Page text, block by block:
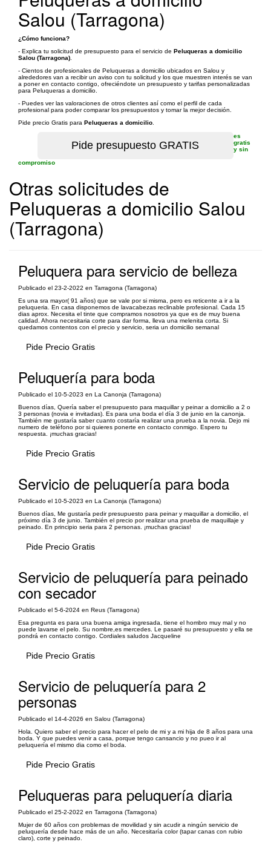
Salou (Tarragona)
¿Cómo funciona?
- Explica tu solicitud de presupuesto para el servicio de Peluqueras a domicilio
Salou (Tarragona)
- Cientos de profesionales de Peluqueras a domicilio ubicados en Salou y
alrededores van a recibir un aviso con tu solicitud y los que muestren interés se van
a poner en contacto contigo, ofreciéndote un presupuesto y tarifas personalizadas
para Peluqueras a domicilio.
- Puedes ver las valoraciones de otros clientes así como el perfil de cada
profesional para poder comparar los presupuestos y tomar la mejor decisión.
Pide precio Gratis para Peluqueras a domicilio
es
gratis
y sin
compromiso
Otras solicitudes de
Peluqueras a domicilio Salou
(Tarragona)
Peluquera para servicio de belleza
Publicado el 23-2-2022 en Tarragona (Tarragona)
Es una sra mayor( 91 años) que se vale por si misma, pero es reticente a ir a la
peluqueria. En casa disponemos de lavacabezas reclinable profesional. Cada 15
dias aprox. Necesita el tinte que compramos nosotros ya que es de muy buena
calidad. Ahora necesitaria corte para dar forma, lleva una melenita corta. Si
quedamos contentos con el precio y servicio, seria un domicilio semanal
Pide Precio Gratis
Peluquería para boda
Publicado el 10-5-2023 en La Canonja (Tarragona)
Buenos días, Quería saber el presupuesto para maquillar y peinar a domicilio a 2 o
3 personas (novia e invitadas). Es para una boda el día 3 de junio en la canonja.
También me gustaría saber cuanto costaría realizar una prueba a la novia. Dejo mi
numero de teléfono por si quieres ponerte en contacto conmigo. Espero tu
respuesta. ¡muchas gracias!
Pide Precio Gratis
Servicio de peluquería para boda
Publicado el 10-5-2023 en La Canonja (Tarragona)
Buenos días, Me gustaría pedir presupuesto para peinar y maquillar a domicilio, el
próximo día 3 de junio. También el precio por realizar una prueba de maquillaje y
peinado. En principio seria para 2 personas. ¡muchas gracias!
Pide Precio Gratis
Servicio de peluquería para peinado
con secador
Publicado el 5-6-2024 en Reus (Tarragona)
Esa pregunta es para una buena amiga ingresada, tiene el hombro muy mal y no
puede lavarse el pelo. Su nombre,es mercedes. Le pasaré su presupuesto y ella se
pondrá en contacto contigo. Cordiales saludos Jacqueline
Pide Precio Gratis
Servicio de peluquería para 2
personas
Publicado el 14-4-2026 en Salou (Tarragona)
Hola. Quiero saber el precio para hacer el pelo de mi y a mi hija de 8 años para una
boda. Y que puedes venir a casa, porque tengo cansancio y no pueo ir al
peluquería el mismo dia como el boda.
Pide Precio Gratis
Peluqueras para peluquería diaria
Publicado el 25-2-2022 en Tarragona (Tarragona)
Mujer de 60 años con problemas de movilidad y sin acudir a ningún servicio de
peluquería desde hace más de un año. Necesitaría color (tapar canas con rubio
claro), corte y peinado.